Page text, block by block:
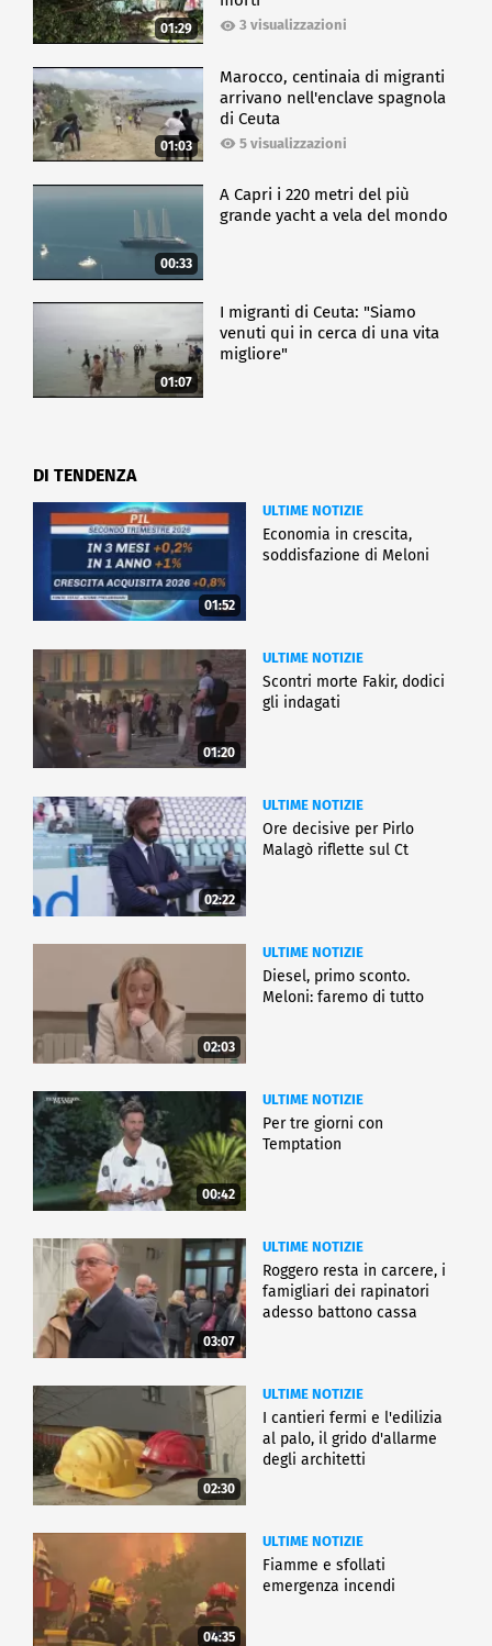
01:29 3 visualizzazioni
01:03
Marocco, centinaia di migranti
arrivano nell'enclave spagnola
di Ceuta
5 visualizzazioni
00:33
A Capri i 220 metri del più
grande yacht a vela del mondo
01:07
I migranti di Ceuta: "Siamo
venuti qui in cerca di una vita
migliore"
DI TENDENZA
01:52
ULTIME NOTIZIE
Economia in crescita,
soddisfazione di Meloni
01:20
ULTIME NOTIZIE
Scontri morte Fakir, dodici
gli indagati
02:22
ULTIME NOTIZIE
Ore decisive per Pirlo
Malagò riflette sul Ct
02:03
ULTIME NOTIZIE
Diesel, primo sconto.
Meloni: faremo di tutto
00:42
ULTIME NOTIZIE
Per tre giorni con
Temptation
03:07
ULTIME NOTIZIE
Roggero resta in carcere, i
famigliari dei rapinatori
adesso battono cassa
02:30
ULTIME NOTIZIE
I cantieri fermi e l'edilizia
al palo, il grido d'allarme
degli architetti
04:35
ULTIME NOTIZIE
Fiamme e sfollati
emergenza incendi